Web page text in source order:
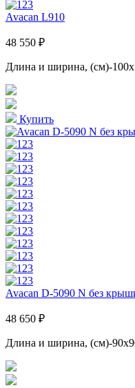
Avacan L910
48 550 ₽
Длина и ширина, (см)-
Купить
Avacan D-5090 N без
48 650 ₽
Длина и ширина, (см)-